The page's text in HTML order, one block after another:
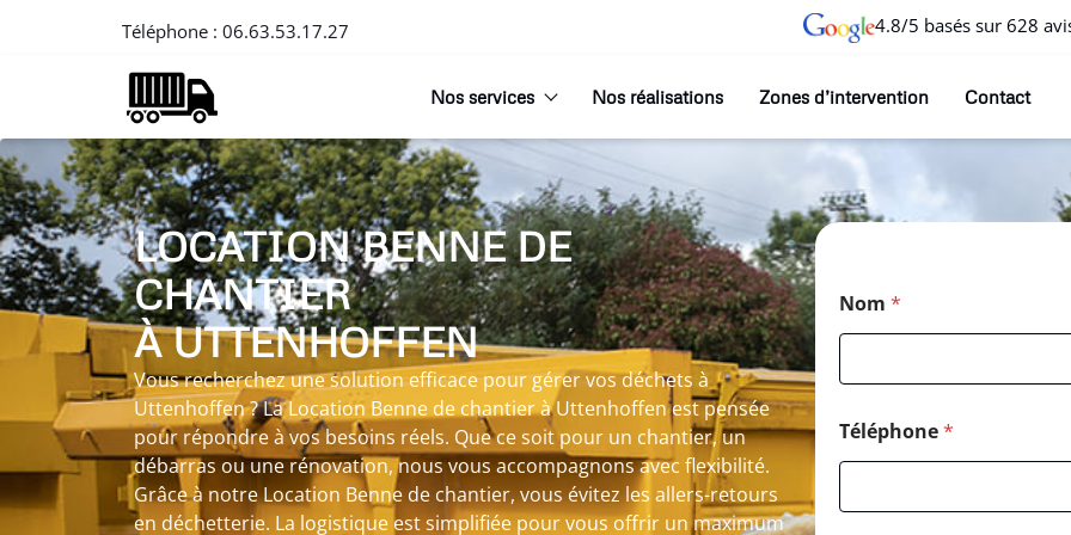
Téléphone : 06.63.53.17.27 4.8/5 basés sur 628
Nos services Nos réalisations Zones d’intervention Contact
LOCATION BENNE DE
CHANTIER
À UTTENHOFFEN
Vous recherchez une solution efficace pour gérer vos déchets à
Uttenhoffen ? La Location Benne de chantier à Uttenhoffen est pensée
pour répondre à vos besoins réels. Que ce soit pour un chantier, un
débarras ou une rénovation, nous vous accompagnons avec flexibilité.
Grâce à notre Location Benne de chantier, vous évitez les allers-retours
en déchetterie. La logistique est simplifiée pour vous offrir un maximum
Nom *
Téléphone*